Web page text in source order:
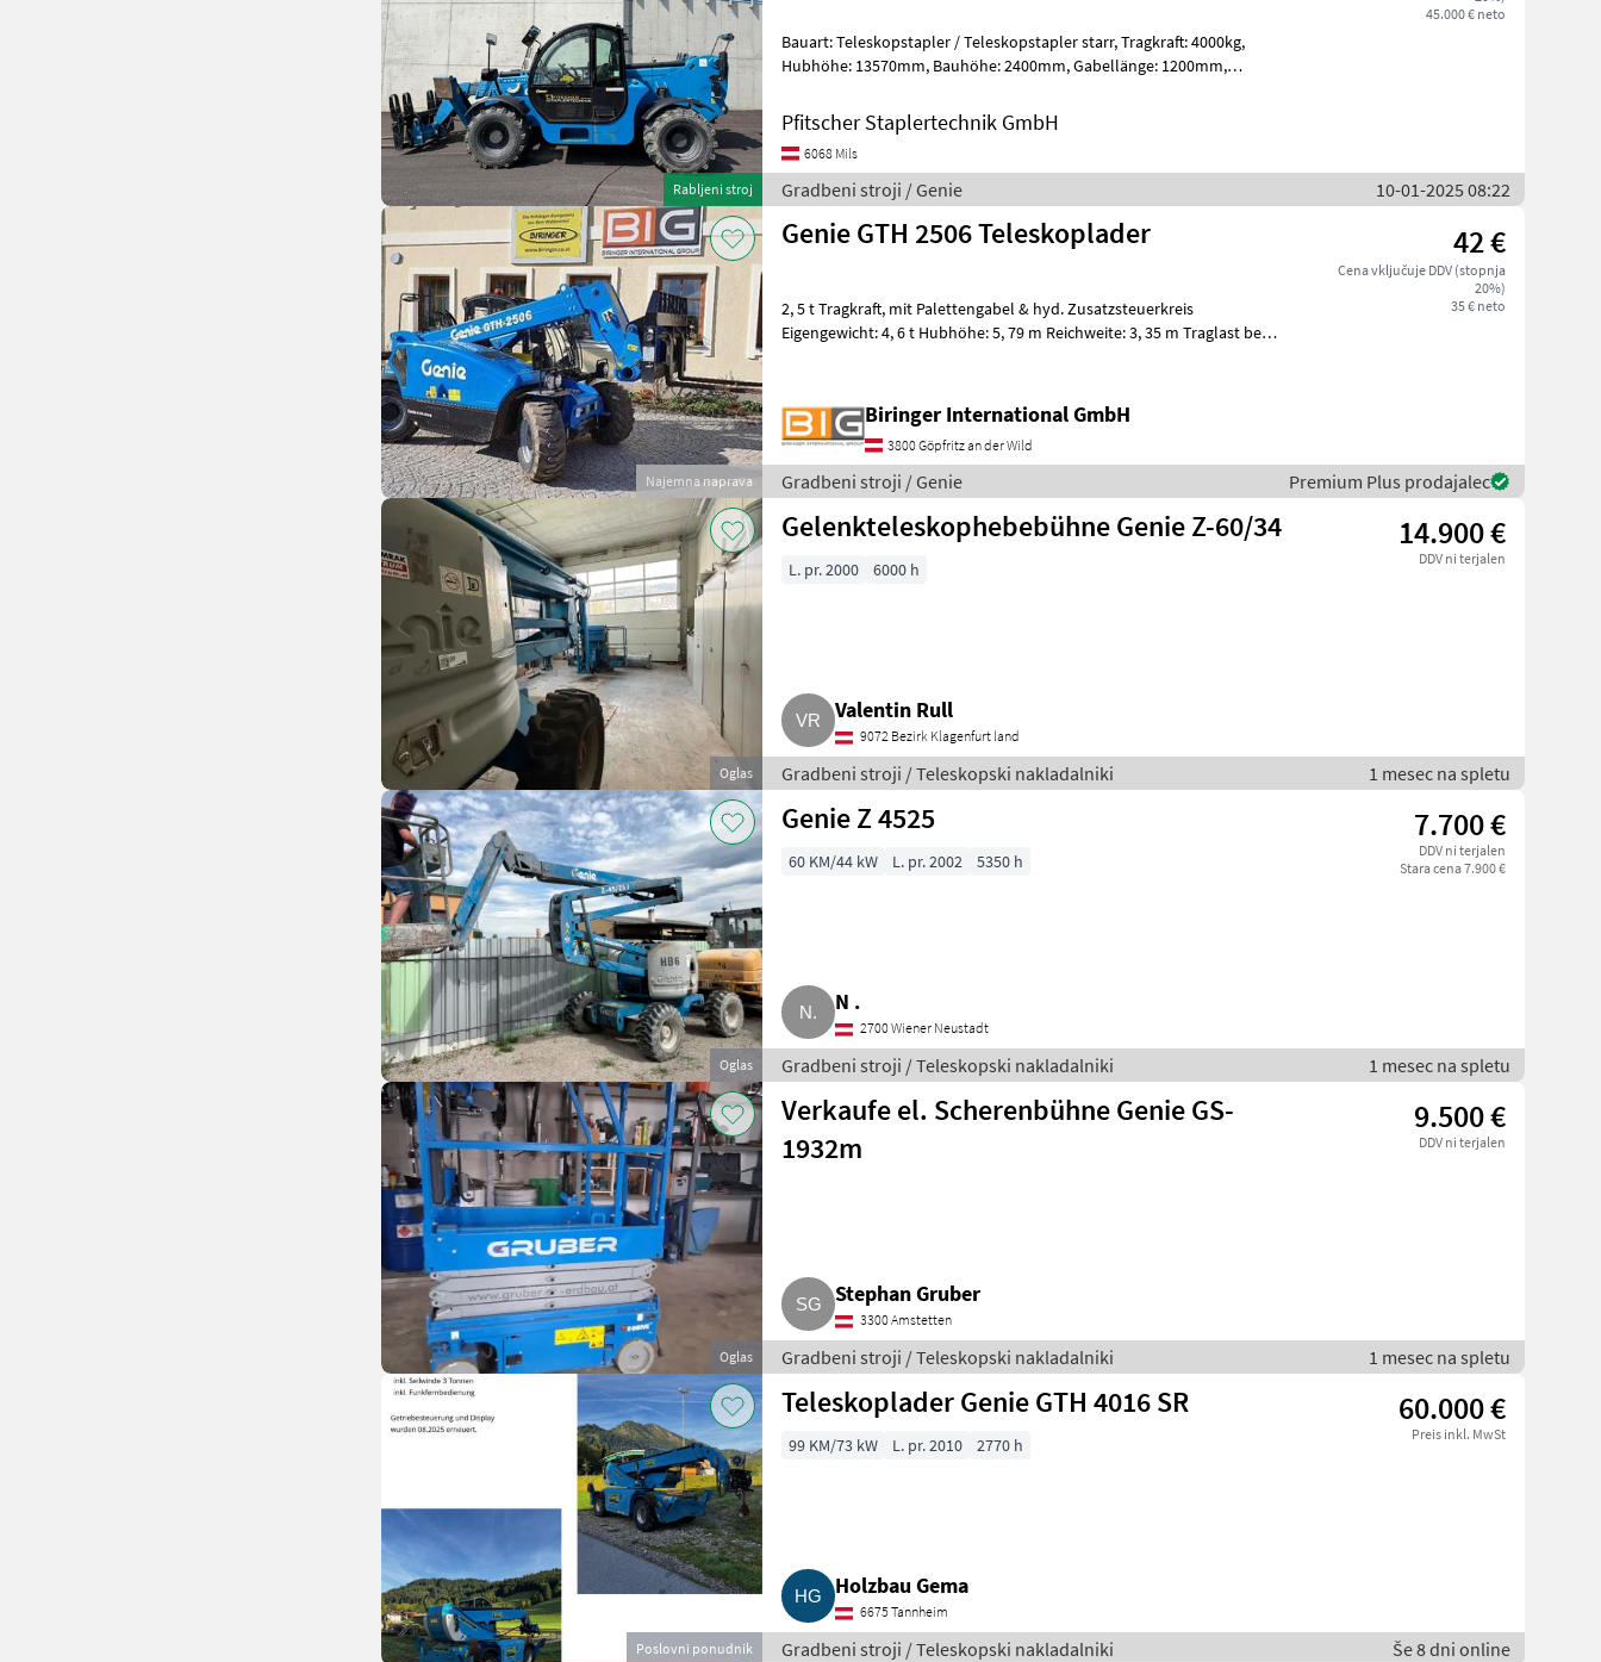
Rabljeni stroj
45.000 € neto
Bauart: Teleskopstapler / Teleskopstapler starr, Tragkraft: 4000kg,
Hubhöhe: 13570mm, Bauhöhe: 2400mm, Gabellänge: 1200mm,
Pfitscher Staplertechnik GmbH
6068 Mils
Gradbeni stroji / Genie 10-01-2025 08:22
Najemna naprava
Genie GTH 2506 Teleskoplader 42 €
Cena vključuje DDV (stopnja
20%)
35 € neto
2, 5 t Tragkraft, mit Palettengabel & hyd. Zusatzsteuerkreis
Eigengewicht: 4, 6 t Hubhöhe: 5, 79 m Reichweite: 3, 35 m Traglast bei
Biringer International GmbH
3800 Göpfritz an der Wild
Gradbeni stroji / Genie Premium Plus prodajalec
Oglas
Gelenkteleskophebebühne Genie Z-60/34 14.900 €
DDV ni terjalen
L. pr. 2000 6000 h
Valentin Rull
9072 Bezirk Klagenfurt land
Gradbeni stroji / Teleskopski nakladalniki 1 mesec na spletu
Oglas
Genie Z 4525 7.700 €
DDV ni terjalen
Stara cena 7.900 €
60 KM/44 kW L. pr. 2002 5350 h
N .
2700 Wiener Neustadt
Gradbeni stroji / Teleskopski nakladalniki 1 mesec na spletu
Oglas
Verkaufe el. Scherenbühne Genie GS-
1932m
9.500 €
DDV ni terjalen
Stephan Gruber
3300 Amstetten
Gradbeni stroji / Teleskopski nakladalniki 1 mesec na spletu
Poslovni ponudnik
Teleskoplader Genie GTH 4016 SR 60.000 €
Preis inkl. MwSt
99 KM/73 kW L. pr. 2010 2770 h
Holzbau Gema
6675 Tannheim
Gradbeni stroji / Teleskopski nakladalniki Še 8 dni online